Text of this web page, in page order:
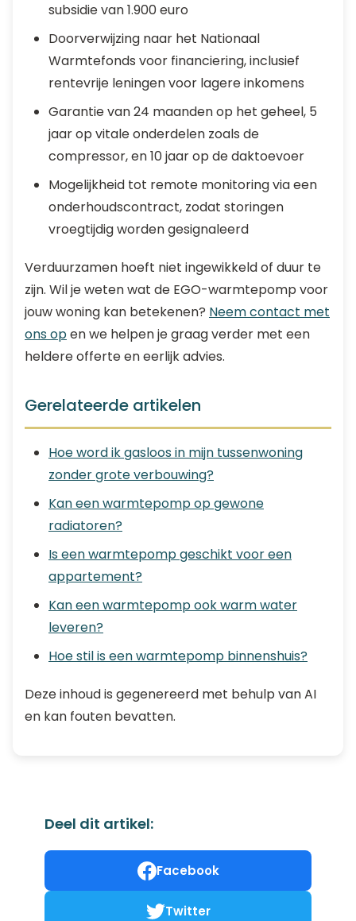
subsidie van 1.900 euro
Doorverwijzing naar het Nationaal
Warmtefonds voor financiering, inclusief
rentevrije leningen voor lagere inkomens
Garantie van 24 maanden op het geheel, 5
jaar op vitale onderdelen zoals de
compressor, en 10 jaar op de daktoevoer
Mogelijkheid tot remote monitoring via een
onderhoudscontract, zodat storingen
vroegtijdig worden gesignaleerd
Verduurzamen hoeft niet ingewikkeld of duur te
zijn. Wil je weten wat de EGO-warmtepomp voor
jouw woning kan betekenen? Neem contact met
ons open we helpen je graag verder met een
heldere offerte en eerlijk advies.
Gerelateerde artikelen
Hoe word ik gasloos in mijn tussenwoning
zonder grote verbouwing?
Kan een warmtepomp op gewone
radiatoren?
Is een warmtepomp geschikt voor een
appartement?
Kan een warmtepomp ook warm water
leveren?
Hoe stil is een warmtepomp binnenshuis?
Deze inhoud is gegenereerd met behulp van AI
en kan fouten bevatten.
Deel dit artikel:
Facebook
Twitter